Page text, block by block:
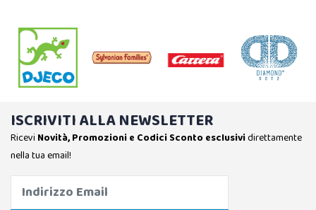
ISCRIVITI ALLA NEWSLETTER
Ricevi Novità, Promozioni e Codici Sconto esclusividirettamente
nella tua email!